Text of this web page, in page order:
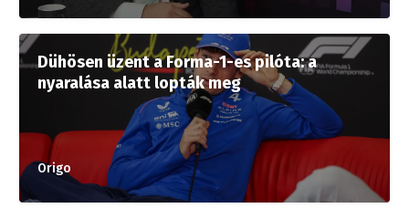
Dühösen üzent a Forma-1-es pilóta: a
nyaralása alatt lopták meg
Origo